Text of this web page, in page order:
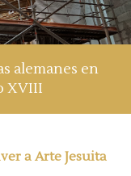
alemanes en
XVIII
a Arte Jesuita